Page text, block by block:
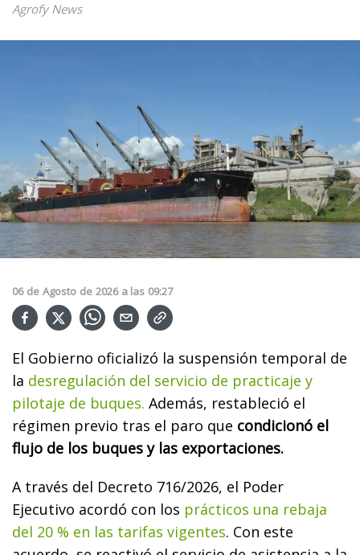
Agrofy News
06 de Agosto de 2026 a las 09:27
El Gobierno oficializó la suspensión temporal de
la desregulación del servicio de practicaje y
pilotaje de buques. Además, restableció el
régimen previo tras el paro que condicionó el
flujo de los buques y las exportaciones.
A través del Decreto 716/2026, el Poder
Ejecutivo acordó con los prácticos una rebaja
del 20 % en las tarifas vigentes. Con este